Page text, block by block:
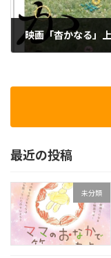
最近の投稿
未分類